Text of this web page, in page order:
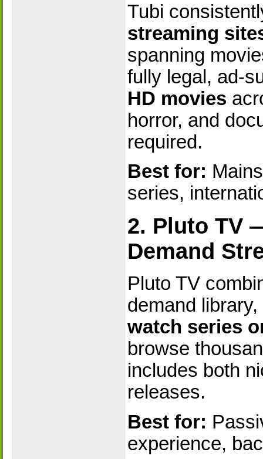
Tubi
streaming
spanning
fully legal, ad-
HD movies
horror, and
required.
Best for:
series,
2. Pluto TV
Demand
Pluto TV
demand
watch series
browse
includes both
releases.
Best for:
experience,